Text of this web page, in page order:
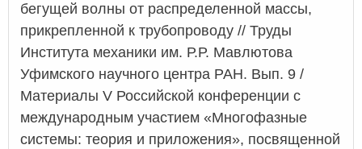
бегущей волны от распределенной массы,
прикрепленной к трубопроводу // Труды
Института механики им. Р.Р. Мавлютова
Уфимского научного центра РАН. Вып. 9 /
Материалы V Российской конференции с
международным участием «Многофазные
системы: теория и приложения», посвященной